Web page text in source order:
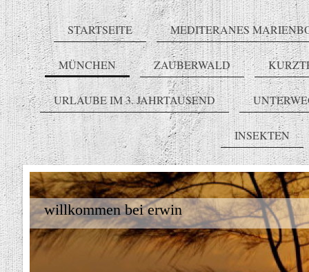
STARTSEITE MEDITERANES
MÜNCHEN ZAUBERWALD
URLAUBE IM 3. JAHRTAUSEND
INSEKTEN
willkommen bei erwin